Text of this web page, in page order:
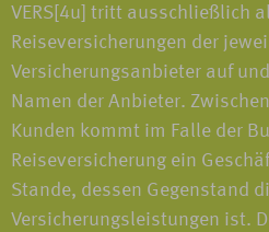
VERS[4u] tritt ausschließlich
Reiseversicherungen der
Versicherungsanbieter auf
Namen der Anbieter.
Kunden kommt im Falle der
Reiseversicherung ein
Stande, dessen Gegenstand
Versicherungsleistungen ist.